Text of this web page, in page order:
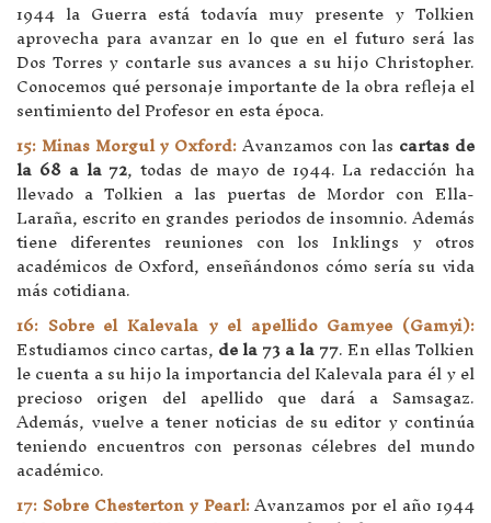
1944 la Guerra está todavía muy presente y Tolkien
aprovecha para avanzar en lo que en el futuro será las
Dos Torres y contarle sus avances a su hijo Christopher.
Conocemos qué personaje importante de la obra refleja el
sentimiento del Profesor en esta época.
15: Minas Morgul y Oxford:Avanzamos con las cartas de
la 68 a la 72, todas de mayo de 1944. La redacción ha
llevado a Tolkien a las puertas de Mordor con Ella-
Laraña, escrito en grandes periodos de insomnio. Además
tiene diferentes reuniones con los Inklings y otros
académicos de Oxford, enseñándonos cómo sería su vida
más cotidiana.
16: Sobre el Kalevala y el apellido Gamyee (Gamyi):
Estudiamos cinco cartas,de la 73 a la 77. En ellas Tolkien
le cuenta a su hijo la importancia del Kalevala para él y el
precioso origen del apellido que dará a Samsagaz.
Además, vuelve a tener noticias de su editor y continúa
teniendo encuentros con personas célebres del mundo
académico.
17: Sobre Chesterton y Pearl:Avanzamos por el año 1944